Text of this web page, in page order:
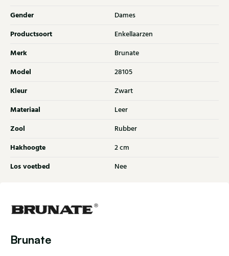
Gender Dames
Productsoort Enkellaarzen
Merk Brunate
Model 28105
Kleur Zwart
Materiaal Leer
Zool Rubber
Hakhoogte 2 cm
Los voetbed Nee
Brunate